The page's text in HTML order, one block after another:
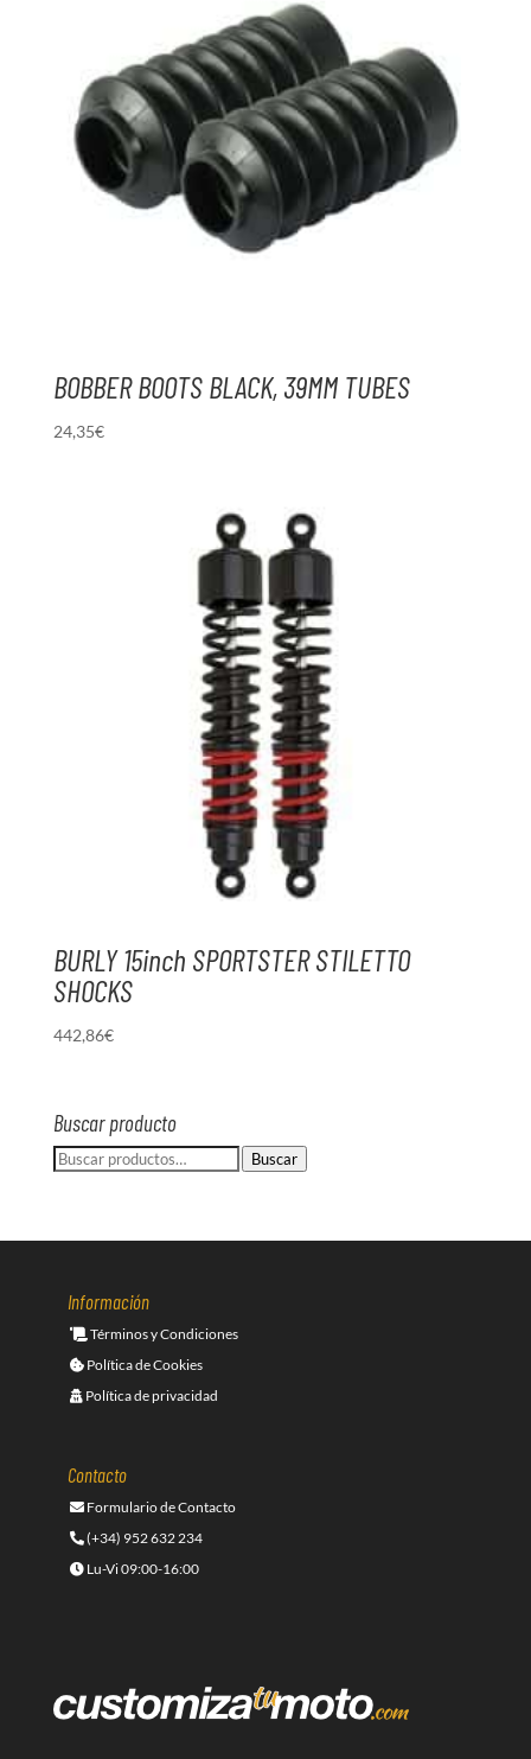
BOBBER BOOTS BLACK, 39MM TUBES
24,35€
BURLY 15inch SPORTSTER STILETTO
SHOCKS
442,86€
Buscar producto
Buscar
Buscar
Información
Términos y Condiciones
Política de Cookies
Política de privacidad
Contacto
Formulario de Contacto
(+34) 952 632 234
Lu-Vi 09:00-16:00